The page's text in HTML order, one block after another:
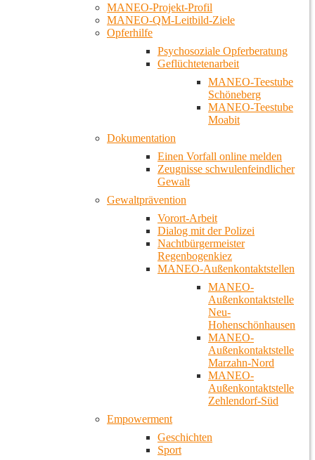
MANEO-Projekt-Profil
MANEO-QM-Leitbild-Ziele
Opferhilfe
Psychosoziale Opferberatung
Geflüchtetenarbeit
MANEO-Teestube
Schöneberg
MANEO-Teestube
Moabit
Dokumentation
Einen Vorfall online melden
Zeugnisse schwulenfeindlicher
Gewalt
Gewaltprävention
Vorort-Arbeit
Dialog mit der Polizei
Nachtbürgermeister
Regenbogenkiez
MANEO-Außenkontaktstellen
MANEO-
Außenkontaktstelle
Neu-
Hohenschönhausen
MANEO-
Außenkontaktstelle
Marzahn-Nord
MANEO-
Außenkontaktstelle
Zehlendorf-Süd
Empowerment
Geschichten
Sport